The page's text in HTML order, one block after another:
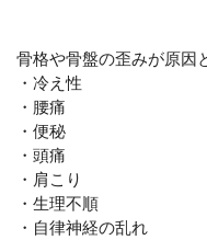
骨格や骨盤の歪みが原因
・冷え性
・腰痛
・便秘
・頭痛
・肩こり
・生理不順
・自律神経の乱れ